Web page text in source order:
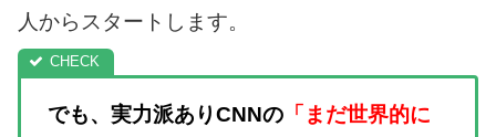
人からスタートします。
でも、実力派ありCNNの 「まだ世界的に